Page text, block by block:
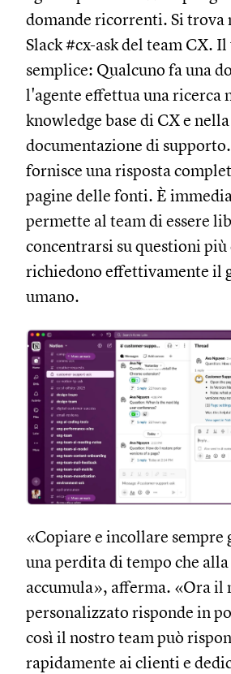
domande ricorrenti. Si trova
Slack #cx-ask del team CX.
semplice: Qualcuno fa una
l'agente effettua una ricerca
knowledge base di CX e nella
documentazione di
fornisce una risposta
pagine delle fonti. È
permette al team di essere
concentrarsi su questioni più
richiedono effettivamente il
umano.
«Copiare e incollare sempre
una perdita di tempo che alla
accumula», afferma. «Ora il
personalizzato risponde in
così il nostro team può
rapidamente ai clienti e